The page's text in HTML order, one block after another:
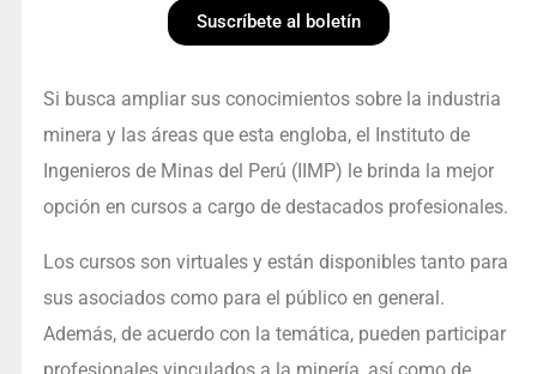
Suscríbete al boletín
Si busca ampliar sus conocimientos sobre la industria
minera y las áreas que esta engloba, el Instituto de
Ingenieros de Minas del Perú (IIMP) le brinda la mejor
opción en cursos a cargo de destacados profesionales.
Los cursos son virtuales y están disponibles tanto para
sus asociados como para el público en general.
Además, de acuerdo con la temática, pueden participar